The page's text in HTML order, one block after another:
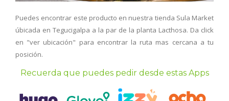
Puedes encontrar este producto en nuestra tienda Sula Market
úbicada en Tegucigalpa a la par de la planta Lacthosa. Da click
en "ver ubicación" para encontrar la ruta mas cercana a tu
posición.
Recuerda que puedes pedir desde estas Apps